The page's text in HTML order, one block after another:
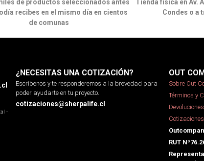
de productos seleccionados antes
recibes en el mismo día en cientos
de comunas
Tienda física en Av.
Condes o a
-
¿NECESITAS UNA COTIZACIÓN?
Escríbenos y te responderemos a la brevedad para
poder ayudarte en tu proyecto.
cotizaciones@sherpalife.cl
OUT
Sobre Out
Términos y
Devoluciones
RUT